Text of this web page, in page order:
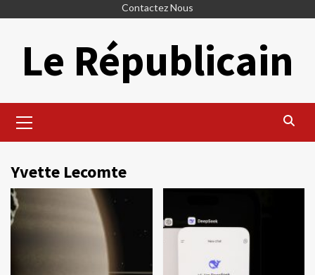
Contactez Nous
Le Républicain
Menu
Yvette Lecomte